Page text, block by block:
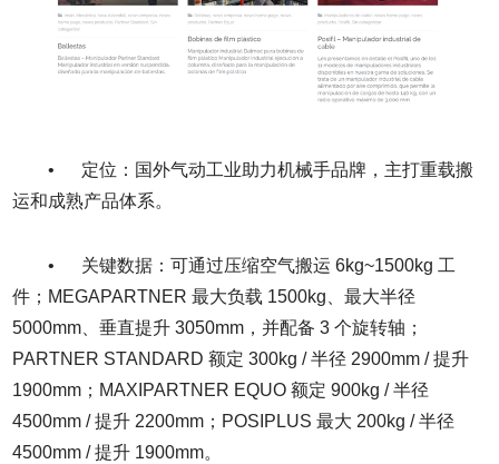
• 定位：国外气动工业助力机械手品牌，主打重载搬
运和成熟产品体系。
• 关键数据：可通过压缩空气搬运 6kg~1500kg 工
件；MEGAPARTNER 最大负载 1500kg、最大半径
5000mm、垂直提升 3050mm，并配备 3 个旋转轴；
PARTNER STANDARD 额定 300kg / 半径 2900mm / 提升
1900mm；MAXIPARTNER EQUO 额定 900kg / 半径
4500mm / 提升 2200mm；POSIPLUS 最大 200kg / 半径
4500mm / 提升 1900mm。